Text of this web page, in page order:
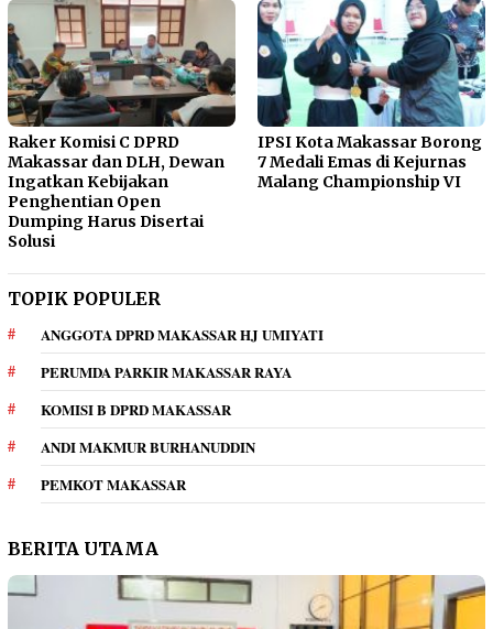
Raker Komisi C DPRD
Makassar dan DLH, Dewan
Ingatkan Kebijakan
Penghentian Open
Dumping Harus Disertai
Solusi
IPSI Kota Makassar Borong
7 Medali Emas di Kejurnas
Malang Championship VI
TOPIK POPULER
ANGGOTA DPRD MAKASSAR HJ UMIYATI
PERUMDA PARKIR MAKASSAR RAYA
KOMISI B DPRD MAKASSAR
ANDI MAKMUR BURHANUDDIN
PEMKOT MAKASSAR
BERITA UTAMA